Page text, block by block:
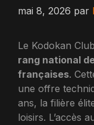
mai 8, 2026 par
Le Kodokan
rang national
françaises.
une offre
ans, la filière
loisirs. L’accès